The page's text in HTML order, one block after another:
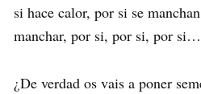
si hace calor, por si se
manchar, por si, por si, por si…
¿De verdad os vais a poner